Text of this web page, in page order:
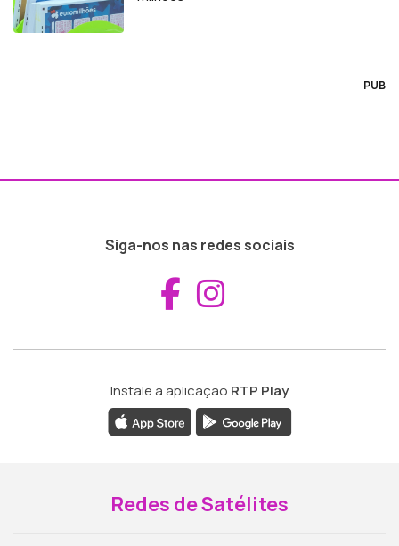
PUB
Siga-nos nas redes sociais
Aceder ao
Instale a aplicação RTP Play
Redes de Satélites